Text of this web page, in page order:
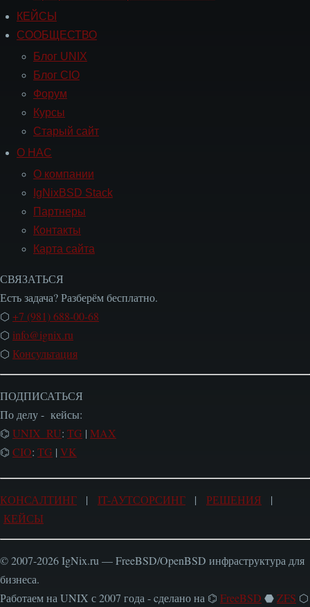
Навигация
СООБЩЕСТВО
КЕЙСЫ
СООБЩЕСТВО
Блог UNIX
Блог CIO
Форум
Курсы
Старый сайт
Навигация
О НАС
О компании
IgNixBSD Stack
Партнеры
Контакты
Карта сайта
СВЯЗАТЬСЯ
Есть задача? Разберём бесплатно.
⬡ +7 (981) 688-00-68
⬡ info@ignix.ru
⬡ Консультация
ПОДПИСАТЬСЯ
По делу - кейсы:
⌬ UNIX_RU: TG | MAX
⌬ CIO: TG | VK
КОНСАЛТИНГ | IT-АУТСОРСИНГ | РЕШЕНИЯ |
КЕЙСЫ
© 2007-2026 IgNix.ru — FreeBSD/OpenBSD инфраструктура для
бизнеса.
Работаем на UNIX с 2007 года - cделано на ⌬ FreeBSD ⬣ZFS ⬡